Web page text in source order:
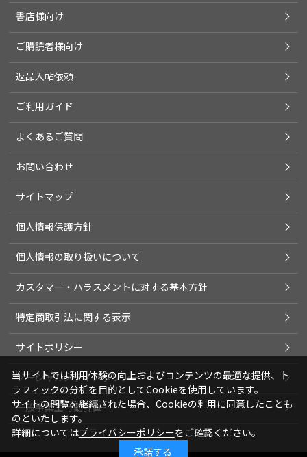
書店様向け
ご購読者様向け
返品入帖依頼
ご利用ガイド
よくあるご質問
お問い合わせ
サイトマップ
個人情報保護方針
個人情報の取り扱いについて
カスタマー・ハラスメントに対する基本方針
特定商取引法に関する表示
サイトポリシー
ソーシャルメディアポリシー
一般事業主行動計画
当サイトでは利用体験の向上およびコンテンツの最適な提供、ト
ラフィックの分析を目的としてCookieを使用しています。
サイトの閲覧を継続された場合、Cookieの利用に同意したことも
のといたします。
詳細についてはプライバシーポリシーをご確認ください。
承諾する